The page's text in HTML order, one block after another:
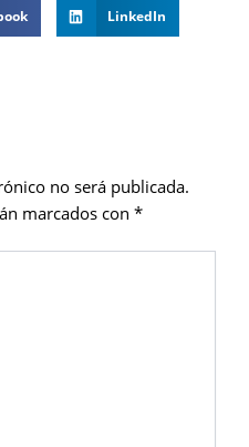
LinkedIn
no será publicada.
marcados con *